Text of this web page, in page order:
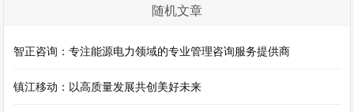
随机文章
智正咨询：专注能源电力领域的专业管理咨询服务提供商
镇江移动：以高质量发展共创美好未来